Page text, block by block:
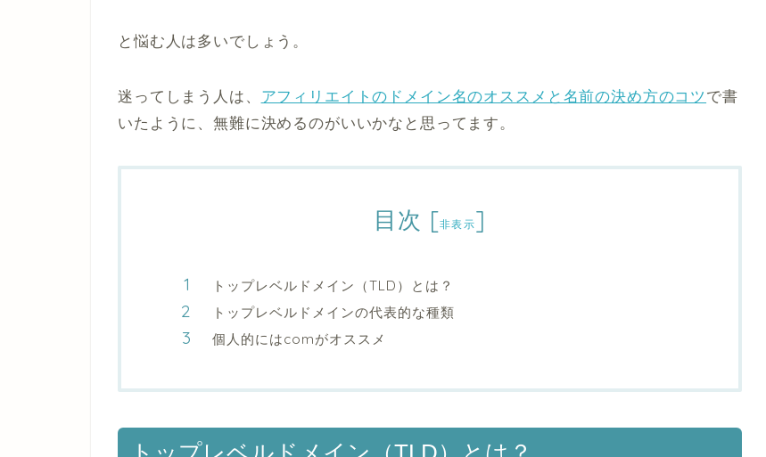
と悩む人は多いでしょう。
迷ってしまう人は、 アフィリエイトのドメイン名のオススメと名前の決め方のコツ で書
いたように、無難に決めるのがいいかなと思ってます。
目次 [非表示]
トップレベルドメイン（TLD）とは？
トップレベルドメインの代表的な種類
個人的にはcomがオススメ